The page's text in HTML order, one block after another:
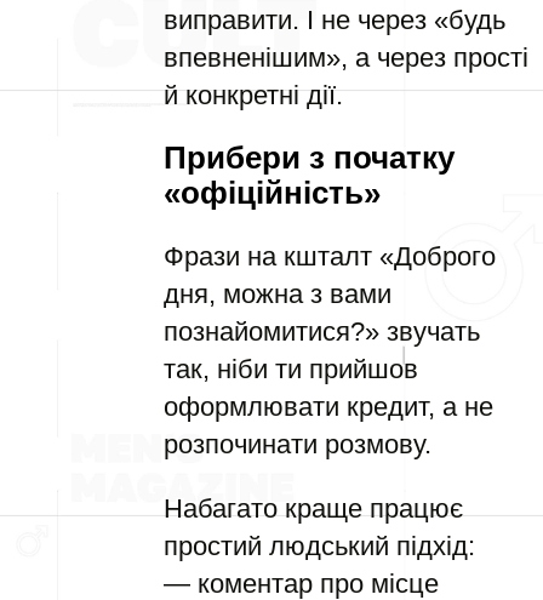
виправити. І не через «будь
впевненішим», а через прості
й конкретні дії.
Прибери з початку
«офіційність»
Фрази на кшталт «Доброго
дня, можна з вами
познайомитися?» звучать
так, ніби ти прийшов
оформлювати кредит, а не
розпочинати розмову.
Набагато краще працює
простий людський підхід:
— коментар про місце